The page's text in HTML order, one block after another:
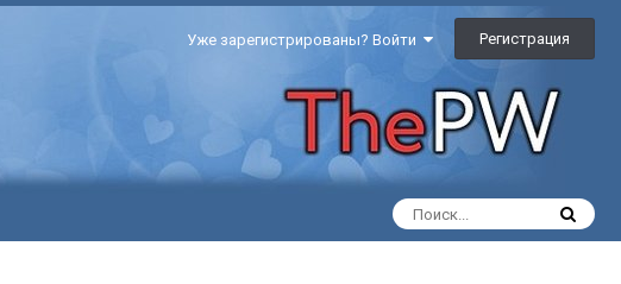
Уже зарегистрированы? Войти Регистрация